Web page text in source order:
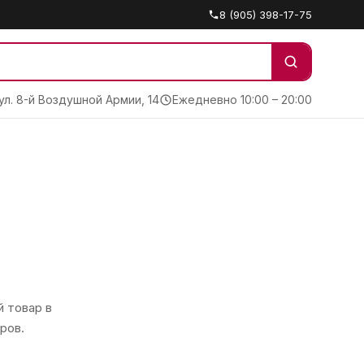
8 (905) 398-17-75
8-й Воздушной Армии, 14 Ежедневно 10:00 – 20:00
товар в